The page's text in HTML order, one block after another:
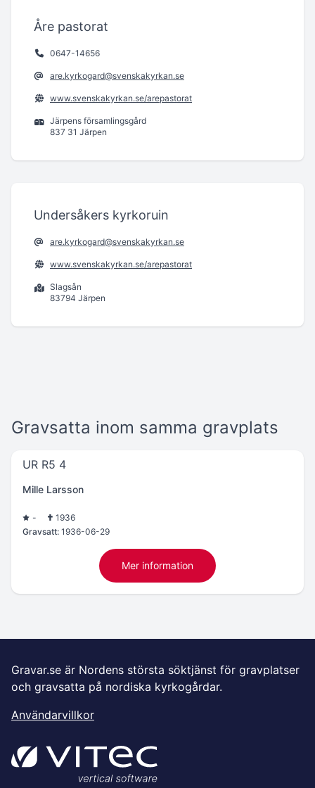
Åre pastorat
0647-14656
are.kyrkogard@svenskakyrkan.se
www.svenskakyrkan.se/arepastorat
Järpens församlingsgård
837 31 Järpen
Undersåkers kyrkoruin
are.kyrkogard@svenskakyrkan.se
www.svenskakyrkan.se/arepastorat
Slagsån
83794 Järpen
Gravsatta inom samma gravplats
UR R5 4
Mille Larsson
-
1936
Gravsatt: 1936-06-29
Mer information
Gravar.se är Nordens största söktjänst för gravplatser
och gravsatta på nordiska kyrkogårdar.
Användarvillkor